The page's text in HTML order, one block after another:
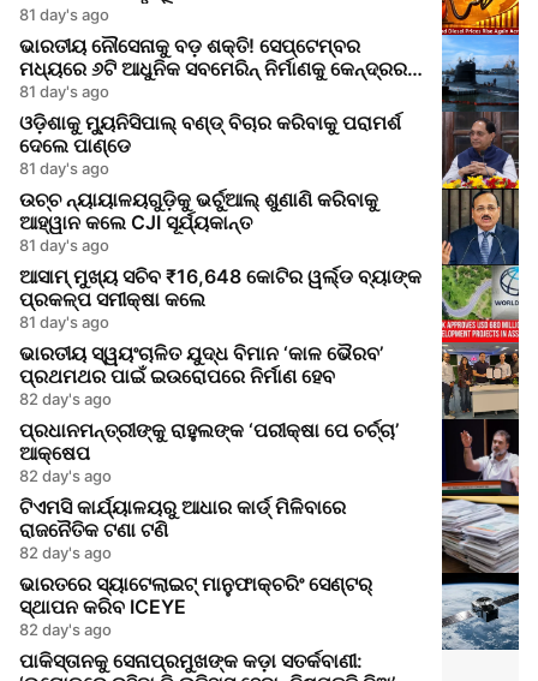
81 day's ago
ଭାରତୀୟ ନୌସେନାକୁ ବଡ଼ ଶକ୍ତି! ସେପ୍ଟେମ୍ବର
ମଧ୍ୟରେ ୬ଟି ଆଧୁନିକ ସବମେରିନ୍ ନିର୍ମାଣକୁ କେନ୍ଦ୍ରର
ମଞ୍ଜୁରି
81 day's ago
ଓଡ଼ିଶାକୁ ମ୍ୟୁନିସିପାଲ୍ ବଣ୍ଡ୍ ବିଚାର କରିବାକୁ ପରାମର୍ଶ
ଦେଲେ ପାଣ୍ଡେ
81 day's ago
ଉଚ୍ଚ ନ୍ୟାୟାଳୟଗୁଡ଼ିକୁ ଭର୍ଚୁଆଲ୍ ଶୁଣାଣି କରିବାକୁ
ଆହ୍ୱାନ କଲେ CJI ସୂର୍ଯ୍ୟକାନ୍ତ
81 day's ago
ଆସାମ୍ ମୁଖ୍ୟ ସଚିବ ₹16,648 କୋଟିର ୱର୍ଲ୍ଡ ବ୍ୟାଙ୍କ
ପ୍ରକଳ୍ପ ସମୀକ୍ଷା କଲେ
81 day's ago
ଭାରତୀୟ ସ୍ୱୟଂଚାଳିତ ଯୁଦ୍ଧ ବିମାନ ‘କାଳ ଭୈରବ’
ପ୍ରଥମଥର ପାଇଁ ଇଉରୋପରେ ନିର୍ମାଣ ହେବ
82 day's ago
ପ୍ରଧାନମନ୍ତ୍ରୀଙ୍କୁ ରାହୁଲଙ୍କ ‘ପରୀକ୍ଷା ପେ ଚର୍ଚ୍ଚା’
ଆକ୍ଷେପ
82 day's ago
ଟିଏମସି କାର୍ଯ୍ୟାଳୟରୁ ଆଧାର କାର୍ଡ୍ ମିଳିବାରେ
ରାଜନୈତିକ ଟଣା ଟଣି
82 day's ago
ଭାରତରେ ସ୍ୟାଟେଲାଇଟ୍ ମାନୁଫାକ୍ଚରିଂ ସେଣ୍ଟର୍
ସ୍ଥାପନ କରିବ ICEYE
82 day's ago
ପାକିସ୍ତାନକୁ ସେନାପ୍ରମୁଖଙ୍କ କଡ଼ା ସତର୍କବାଣୀ: